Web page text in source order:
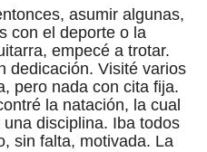
asumir algunas,
con el deporte o la
empecé a trotar.
dedicación. Visité varios
pero nada con cita fija.
la natación, la cual
disciplina. Iba todos
sin falta, motivada. La